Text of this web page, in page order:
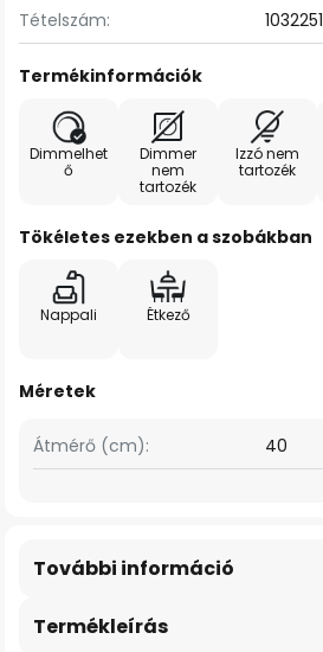
Tételszám: 1032251
Termékinformációk
Dimmelhet
ő
Dimmer
nem
tartozék
Izzó nem
tartozék
Tökéletes ezekben a szobákban
Nappali Étkező
Méretek
Átmérő (cm): 40
Termékleírás
További információ